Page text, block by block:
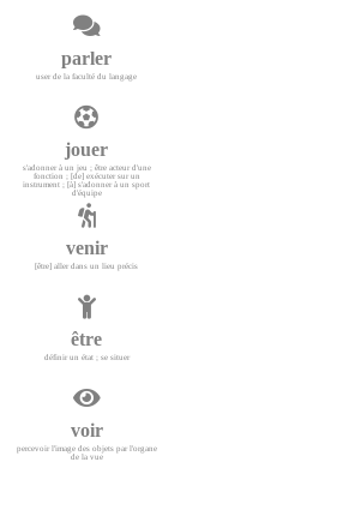
parler
user de la faculté du langage
jouer
s'adonner à un jeu ; être acteur d'une
fonction ; [de] exécuter sur un
instrument ; [à] s'adonner à un sport
d'équipe
venir
[être] aller dans un lieu précis
être
définir un état ; se situer
voir
percevoir l'image des objets par l'organe
de la vue